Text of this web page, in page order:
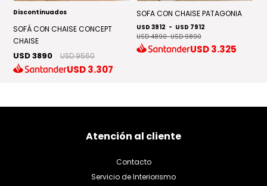
Discontinuados
SOFÁ CON CHAISE CONCEPT
CHAISE
USD 3890 USD 9560
USD3.307
SOFA CON CHAISE PATAGONIA
USD 3912 - USD 7912
USD 4890-USD 9890
USD3.325
Atención al cliente
Contacto
Servicio de Interiorismo